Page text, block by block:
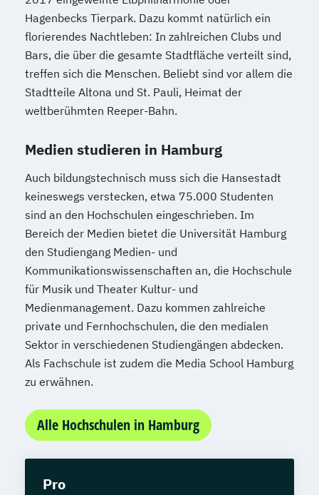
Hagenbecks Tierpark. Dazu kommt natürlich ein
florierendes Nachtleben: In zahlreichen Clubs und
Bars, die über die gesamte Stadtfläche verteilt sind,
treffen sich die Menschen. Beliebt sind vor allem die
Stadtteile Altona und St. Pauli, Heimat der
weltberühmten Reeper-Bahn.
Medien studieren in Hamburg
Auch bildungstechnisch muss sich die Hansestadt
keineswegs verstecken, etwa 75.000 Studenten
sind an den Hochschulen eingeschrieben. Im
Bereich der Medien bietet die Universität Hamburg
den Studiengang Medien- und
Kommunikationswissenschaften an, die Hochschule
für Musik und Theater Kultur- und
Medienmanagement. Dazu kommen zahlreiche
private und Fernhochschulen, die den medialen
Sektor in verschiedenen Studiengängen abdecken.
Als Fachschule ist zudem die Media School Hamburg
zu erwähnen.
Alle Hochschulen in Hamburg
Pro